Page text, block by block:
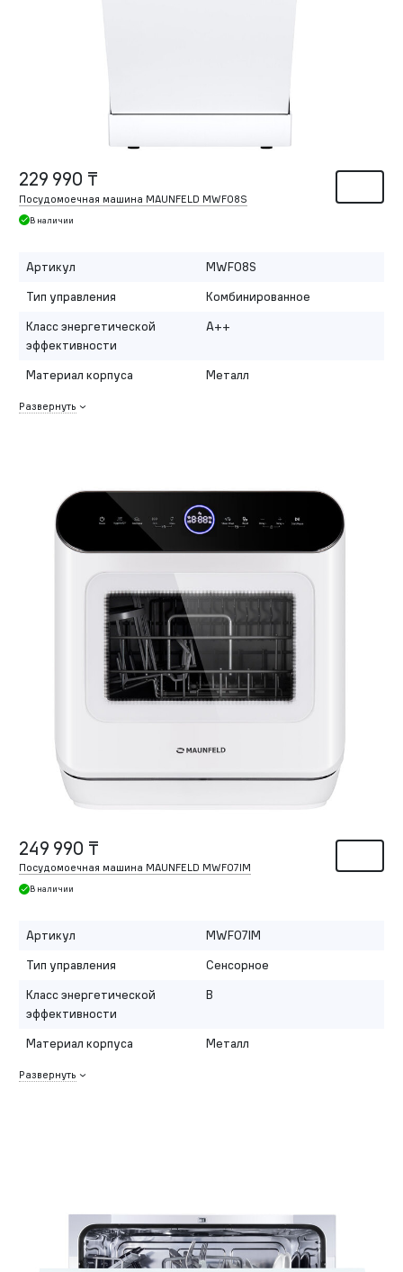
229 990 ₸
Посудомоечная машина MAUNFELD MWF08S
В наличии
Артикул
MWF08S
Тип управления
Комбинированное
Класс энергетической
эффективности
A++
Материал корпуса Металл
Развернуть
249 990 ₸
Посудомоечная машина MAUNFELD MWF07IM
В наличии
Артикул
MWF07IM
Тип управления
Сенсорное
Класс энергетической
эффективности
B
Материал корпуса Металл
Развернуть